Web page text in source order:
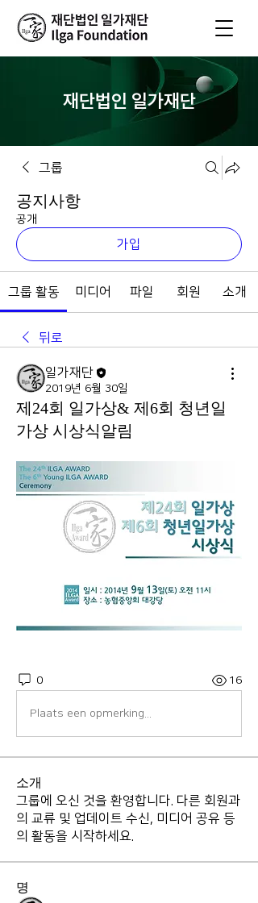
재단법인 일가재단
그룹
공지사항
공개
가입
그룹 활동 미디어 파일 회원 소개
뒤로
일가재단
2019년 6월 30일
제24회 일가상& 제6회 청년일
가상 시상식알림
0 16
Plaats een opmerking...
소개
그룹에 오신 것을 환영합니다. 다른 회원과
의 교류 및 업데이트 수신, 미디어 공유 등
의 활동을 시작하세요.
명